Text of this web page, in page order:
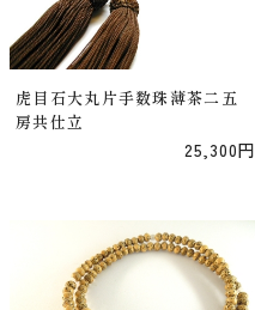
虎目石大丸片手数珠薄茶二五
房共仕立
25,300円